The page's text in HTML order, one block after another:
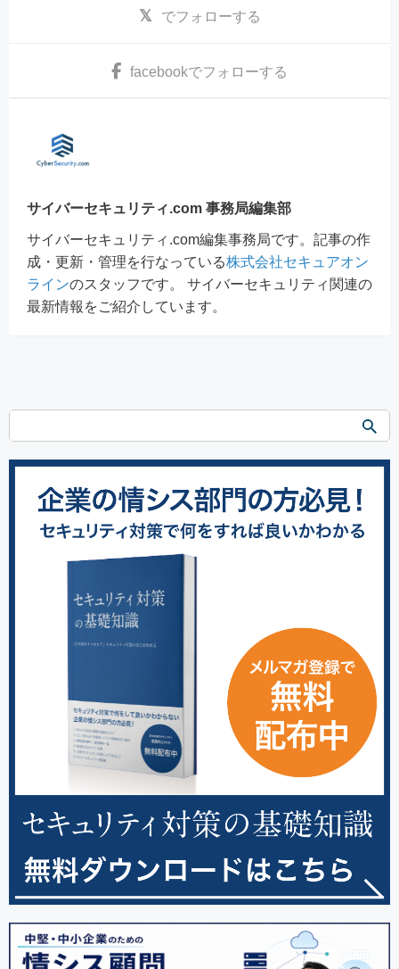
でフォローする
facebookでフォローする
サイバーセキュリティ.com 事務局編集部
サイバーセキュリティ.com編集事務局です。記事の作
成・更新・管理を行なっている株式会社セキュアオン
ラインのスタッフです。 サイバーセキュリティ関連の
最新情報をご紹介しています。